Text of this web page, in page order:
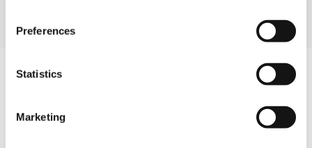
Preferences
Statistics
Marketing